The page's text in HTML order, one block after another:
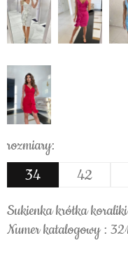
rozmiary:
34 42
Sukienka krótka
Numer katalogowy :